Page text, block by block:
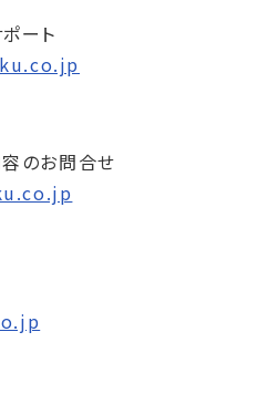
ート
のお問合せ